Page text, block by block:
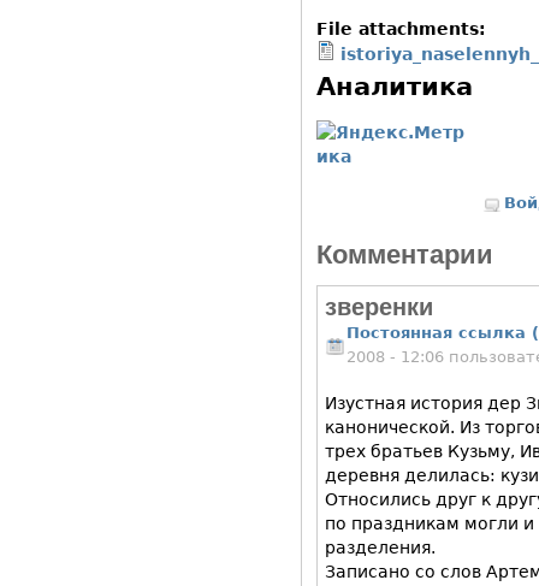
File attachments:
Аналитика
Комментарии
зверенки
Постоянная ссылка
2008 - 12:06
Изустная история дер
канонической. Из
трех братьев Кузьму,
деревня делилась:
Относились друг к
по праздникам могли
разделения.
Записано со слов